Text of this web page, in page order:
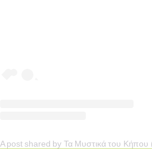
A post shared by Τα Μυστικά του Κήπου